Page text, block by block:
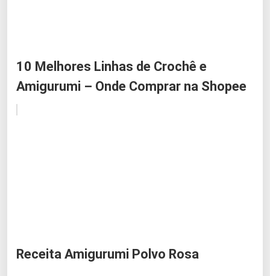
10 Melhores Linhas de Crochê e
Amigurumi – Onde Comprar na Shopee
Receita Amigurumi Polvo Rosa